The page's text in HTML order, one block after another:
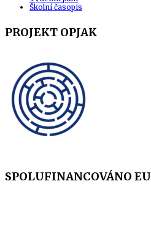
Školní časopis
PROJEKT OPJAK
SPOLUFINANCOVÁNO EU